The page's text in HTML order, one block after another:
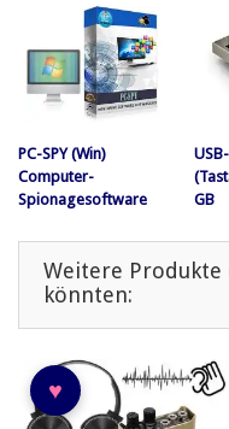
PC-SPY (Win)
Computer-
Spionagesoftware
GB
Weitere Produkte
könnten:
♥